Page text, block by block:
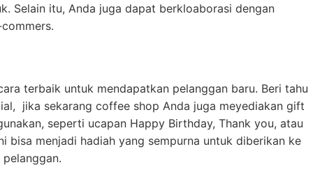
Selain itu, Anda juga dapat berkloaborasi dengan
terbaik untuk mendapatkan pelanggan baru. Beri tahu
jika sekarang coffee shop Anda juga meyediakan gift
seperti ucapan Happy Birthday, Thank you, atau
bisa menjadi hadiah yang sempurna untuk diberikan ke